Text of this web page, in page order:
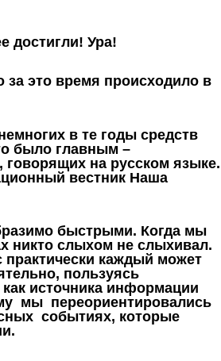
достигли! Ура!
за это время происходило в
в те годы средств
было главным –
на русском языке.
вестник Наша
быстрыми. Когда мы
никто слыхом не слыхивал.
каждый может
пользуясь
источника информации
мы переориентировались
событиях, которые